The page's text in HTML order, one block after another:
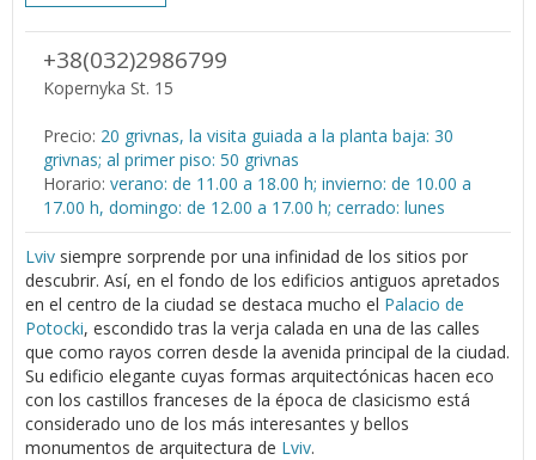
+38(032)2986799
Kopernyka St. 15
Precio: 20 grivnas, la visita guiada a la planta baja: 30
grivnas; al primer piso: 50 grivnas
Horario: verano: de 11.00 a 18.00 h; invierno: de 10.00 a
17.00 h, domingo: de 12.00 a 17.00 h; cerrado: lunes
Lviv siempre sorprende por una infinidad de los sitios por
descubrir. Así, en el fondo de los edificios antiguos apretados
en el centro de la ciudad se destaca mucho el Palacio de
Potocki, escondido tras la verja calada en una de las calles
que como rayos corren desde la avenida principal de la ciudad.
Su edificio elegante cuyas formas arquitectónicas hacen eco
con los castillos franceses de la época de clasicismo está
considerado uno de los más interesantes y bellos
monumentos de arquitectura de Lviv.